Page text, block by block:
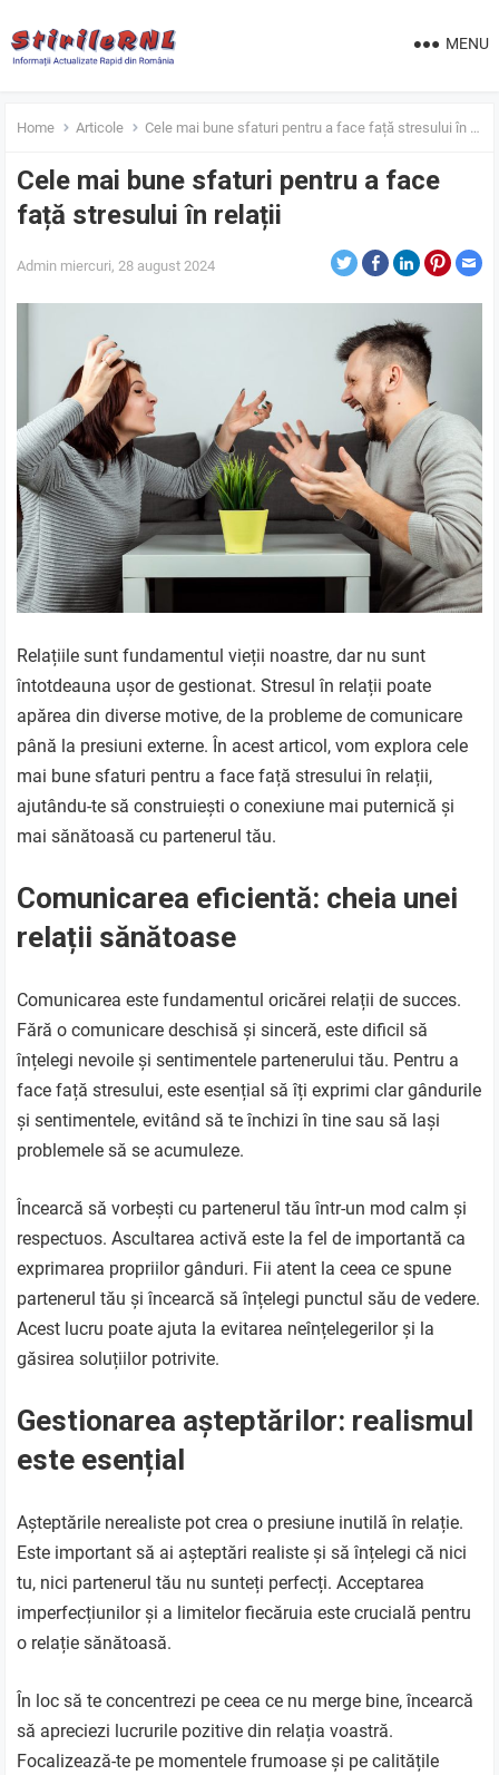
MENU
Home Articole Cele mai bune sfaturi pentru a face față stresului în relații
Cele mai bune sfaturi pentru a face
față stresului în relații
Admin miercuri, 28 august 2024
Relațiile sunt fundamentul vieții noastre, dar nu sunt
întotdeauna ușor de gestionat. Stresul în relații poate
apărea din diverse motive, de la probleme de comunicare
până la presiuni externe. În acest articol, vom explora cele
mai bune sfaturi pentru a face față stresului în relații,
ajutându-te să construiești o conexiune mai puternică și
mai sănătoasă cu partenerul tău.
Comunicarea eficientă: cheia unei
relații sănătoase
Comunicarea este fundamentul oricărei relații de succes.
Fără o comunicare deschisă și sinceră, este dificil să
înțelegi nevoile și sentimentele partenerului tău. Pentru a
face față stresului, este esențial să îți exprimi clar gândurile
și sentimentele, evitând să te închizi în tine sau să lași
problemele să se acumuleze.
Încearcă să vorbești cu partenerul tău într-un mod calm și
respectuos. Ascultarea activă este la fel de importantă ca
exprimarea propriilor gânduri. Fii atent la ceea ce spune
partenerul tău și încearcă să înțelegi punctul său de vedere.
Acest lucru poate ajuta la evitarea neînțelegerilor și la
găsirea soluțiilor potrivite.
Gestionarea așteptărilor: realismul
este esențial
Așteptările nerealiste pot crea o presiune inutilă în relație.
Este important să ai așteptări realiste și să înțelegi că nici
tu, nici partenerul tău nu sunteți perfecți. Acceptarea
imperfecțiunilor și a limitelor fiecăruia este crucială pentru
o relație sănătoasă.
În loc să te concentrezi pe ceea ce nu merge bine, încearcă
să apreciezi lucrurile pozitive din relația voastră.
Focalizează-te pe momentele frumoase și pe calitățile